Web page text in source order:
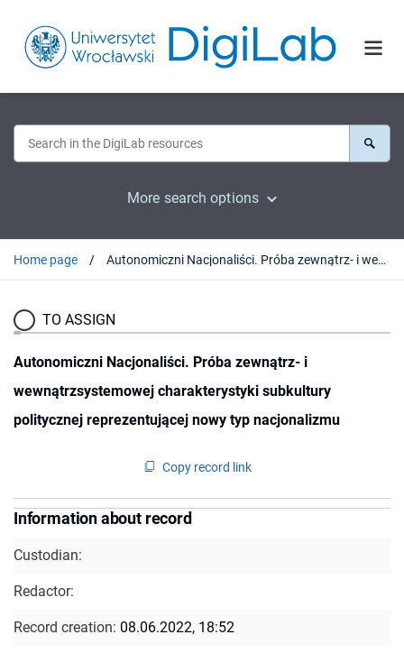
More search options
Home page Autonomiczni Nacjonaliści. Próba zewnątrz- i wewnątrzsystemowej charakterystyki subkultury politycznej reprezentującej nowy typ nacjonalizmu
TO ASSIGN
Autonomiczni Nacjonaliści. Próba zewnątrz- i
wewnątrzsystemowej charakterystyki subkultury
politycznej reprezentującej nowy typ nacjonalizmu
Copy record link
Information about record
Custodian:
Redactor:
Record creation: 08.06.2022, 18:52